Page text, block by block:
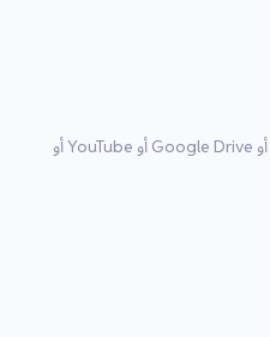
باستخدام أداة الرفع لدينا، يمكنك استيراد الملف من أي مكان، سواء من حاسوبك المحمول أو Google Drive أو YouTube أو